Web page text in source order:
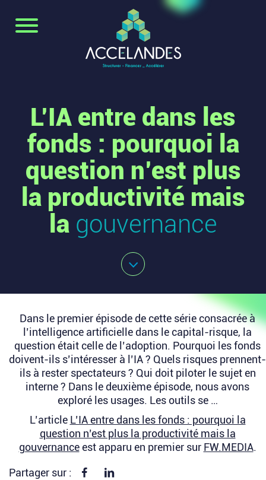
L’IA entre dans les
fonds : pourquoi la
question n’est plus
la productivité mais
la gouvernance
Dans le premier épisode de cette série consacrée à
l’intelligence artificielle dans le capital-risque, la
question était celle de l’adoption. Pourquoi les fonds
doivent-ils s’intéresser à l’IA ? Quels risques prennent-
ils à rester spectateurs ? Qui doit piloter le sujet en
interne ? Dans le deuxième épisode, nous avons
exploré les usages. Les outils se …
L’article L’IA entre dans les fonds : pourquoi la
question n’est plus la productivité mais la
gouvernanceest apparu en premier sur FW.MEDIA.
Partager sur : Partager sur Facebook